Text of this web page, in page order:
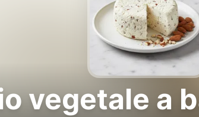
vegetale a